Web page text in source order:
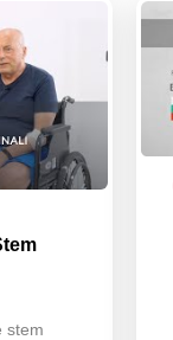
stem